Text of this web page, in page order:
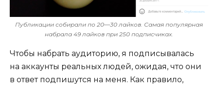
Публикации собирали по 20—30 лайков. Самая популярная
набрала 49 лайков при 250 подписчиках.
Чтобы набрать аудиторию, я подписывалась
на аккаунты реальных людей, ожидая, что они
в ответ подпишутся на меня. Как правило,